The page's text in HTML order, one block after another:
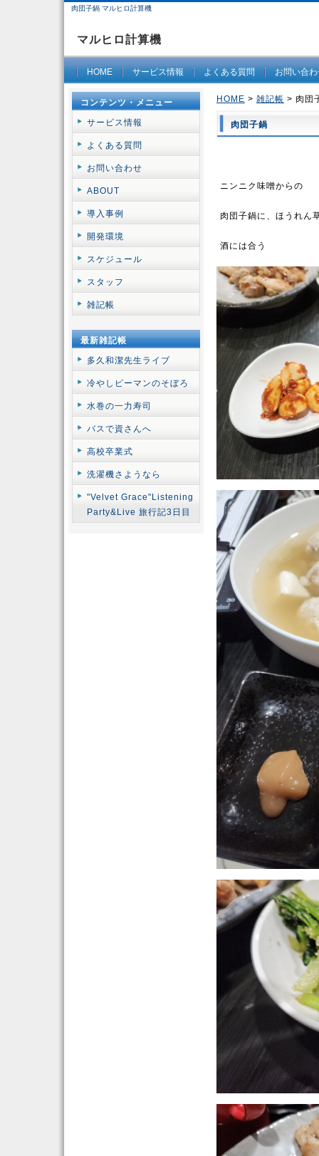
肉団子鍋 マルヒロ計算機
マルヒロ計算機
HOME サービス情報 よくある質問 お問い合
HOME > 雑記帳 > 肉団
肉団子鍋
ニンニク味噌からの
肉団子鍋に、ほうれん
酒には合う
コンテンツ・メニュー
サービス情報
よくある質問
お問い合わせ
ABOUT
導入事例
開発環境
スケジュール
スタッフ
雑記帳
最新雑記帳
多久和潔先生ライブ
冷やしピーマンのそぼろ
水巻の一力寿司
バスで資さんへ
高校卒業式
洗濯機さようなら
"Velvet Grace"Listening
Party&Live 旅行記3日目